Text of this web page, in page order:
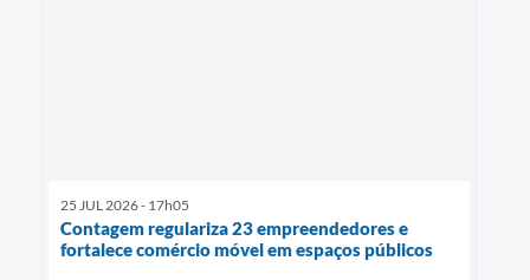
25 JUL 2026 - 17h05
Contagem regulariza 23 empreendedores e
fortalece comércio móvel em espaços públicos